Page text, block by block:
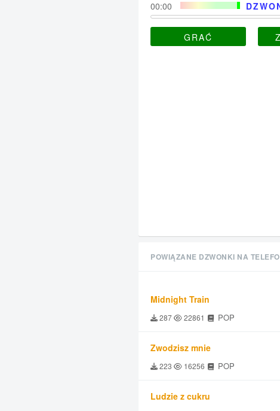
00:00
GRAĆ
POWIĄZANE DZWONKI NA
Midnight Train
287 22861 POP
Zwodzisz mnie
223 16256 POP
Ludzie z cukru